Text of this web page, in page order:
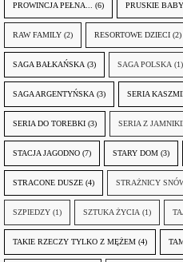
PROWINCJA PEŁNA... (6) PRUSKIE BABY
RAW FAMILY (2) RESORTOWE DZIECI (2)
SAGA BAŁKAŃSKA (3) SAGA POLSKA (1)
SAGA ARGENTYŃSKA (3) SERIA
SERIA DO TOREBKI (3) SERIA Z
STACJA JAGODNO (7) STARY DOM (3)
STRACONE DUSZE (4) STRAŻNICY
SZPIEDZY (1) SZTUKA ŻYCIA (1)
TAKIE RZECZY TYLKO Z MĘŻEM (4)